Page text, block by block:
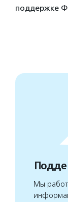
поддержке
Мы